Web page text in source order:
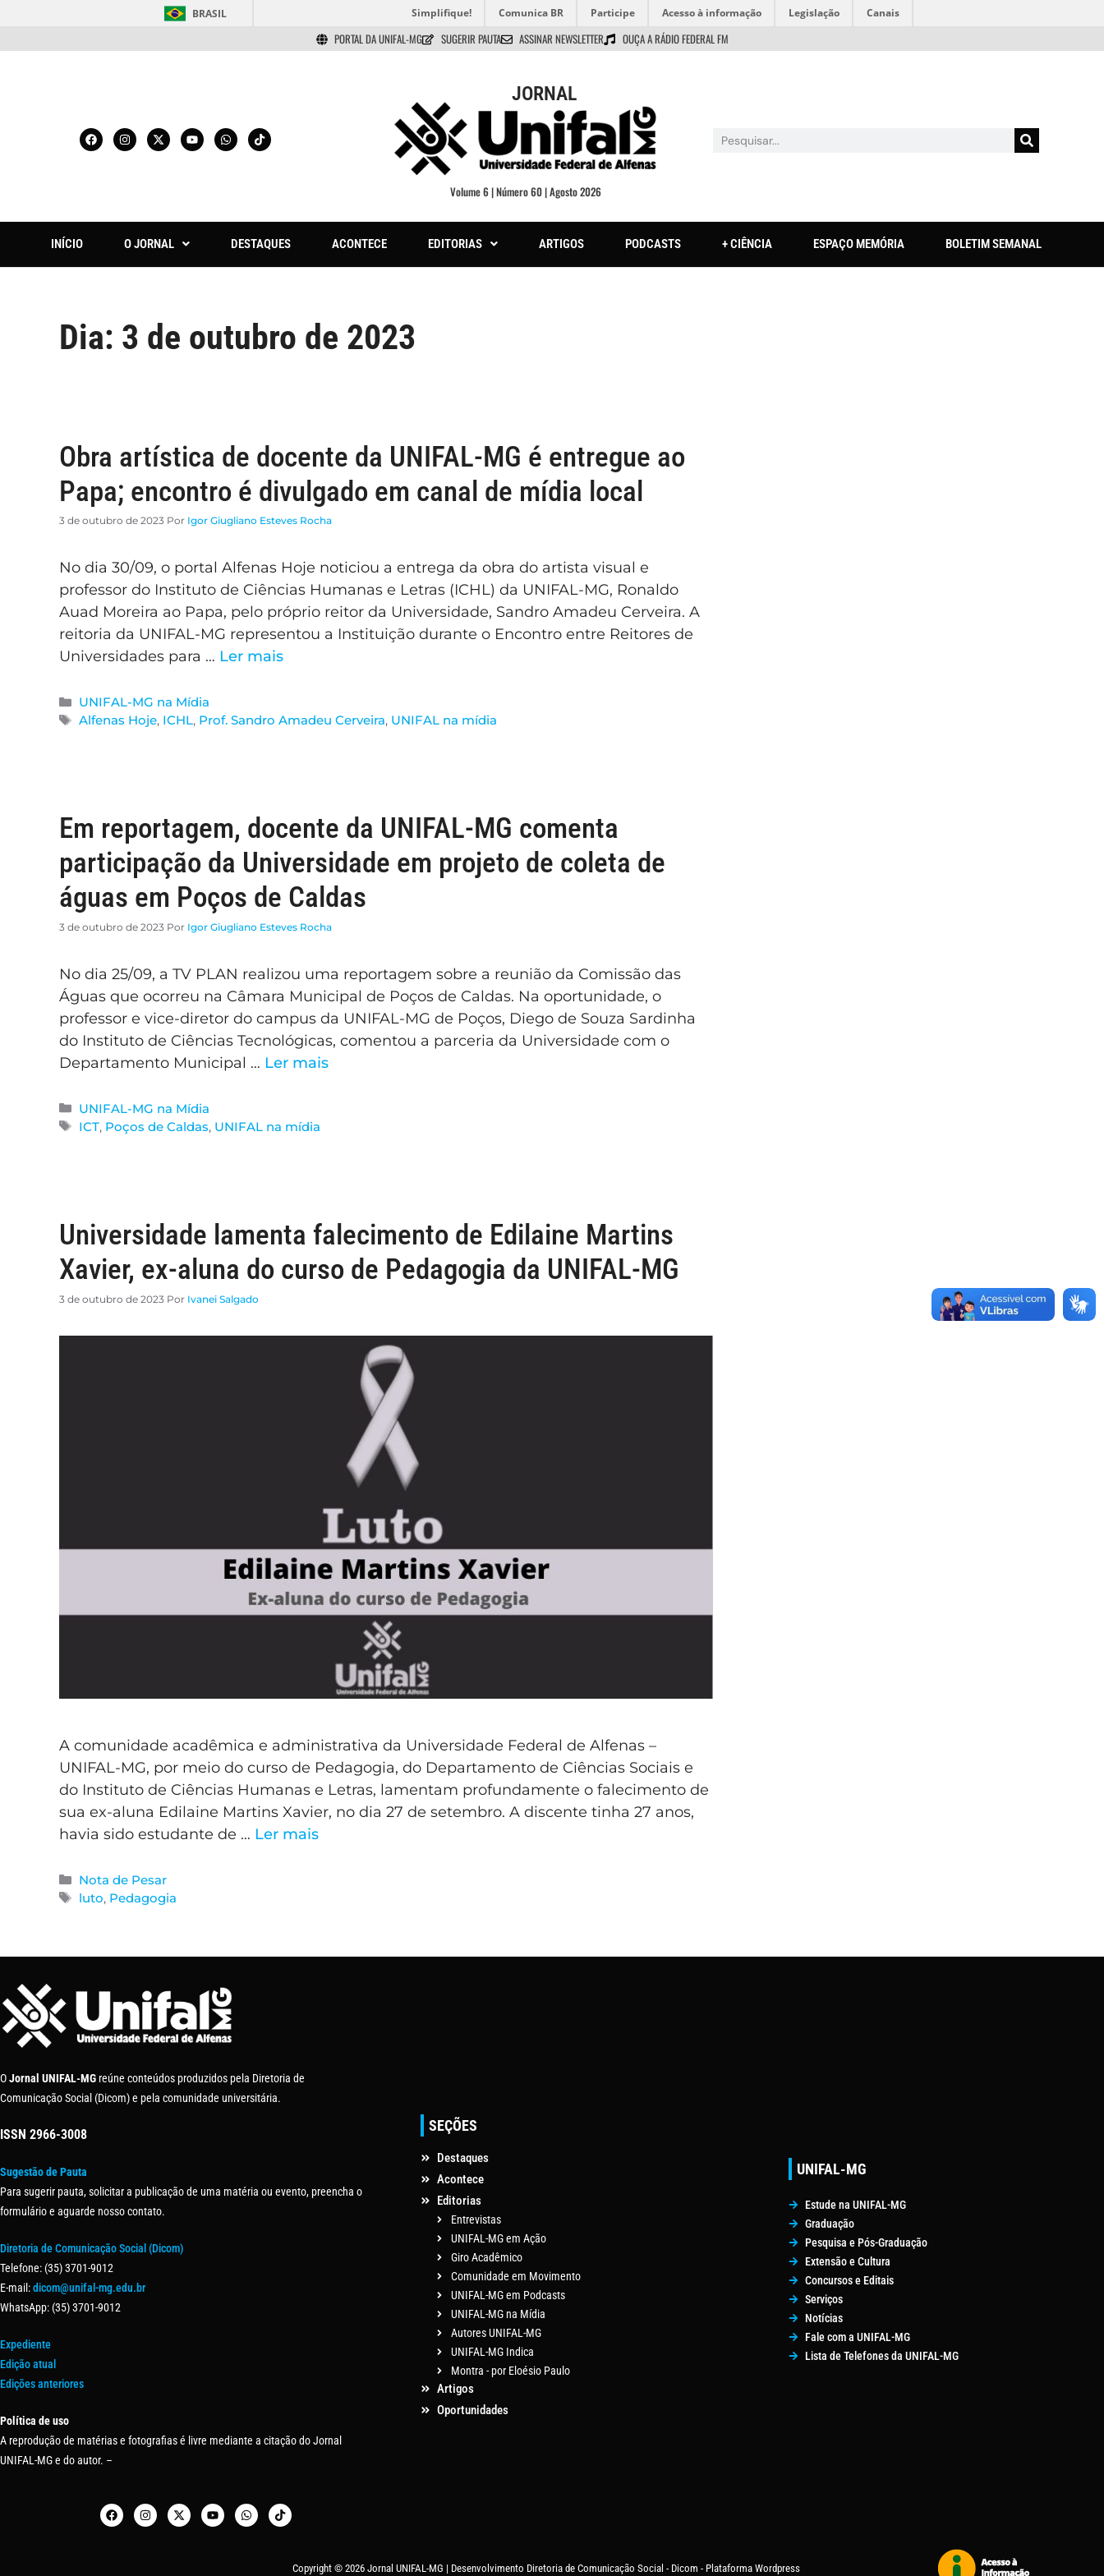
BRASIL Simplifique! Comunica BR Participe Acesso à informação Legislação Canais
PORTAL DA UNIFAL-MG SUGERIR PAUTA ASSINAR NEWSLETTER OUÇA A RÁDIO FEDERAL FM
JORNAL
Volume 6 | Número 60 | Agosto 2026
INÍCIO O JORNAL DESTAQUES ACONTECE EDITORIAS ARTIGOS PODCASTS + CIÊNCIA ESPAÇO MEMÓRIA BOLETIM SEMANAL
Dia: 3 de outubro de 2023
Obra artística de docente da UNIFAL-MG é entregue ao
Papa; encontro é divulgado em canal de mídia local
3 de outubro de 2023 Por Igor Giugliano Esteves Rocha
No dia 30/09, o portal Alfenas Hoje noticiou a entrega da obra do artista visual e
professor do Instituto de Ciências Humanas e Letras (ICHL) da UNIFAL-MG, Ronaldo
Auad Moreira ao Papa, pelo próprio reitor da Universidade, Sandro Amadeu Cerveira. A
reitoria da UNIFAL-MG representou a Instituição durante o Encontro entre Reitores de
Universidades para … Ler mais
UNIFAL-MG na Mídia
Alfenas Hoje, ICHL, Prof. Sandro Amadeu Cerveira, UNIFAL na mídia
Em reportagem, docente da UNIFAL-MG comenta
participação da Universidade em projeto de coleta de
águas em Poços de Caldas
3 de outubro de 2023 Por Igor Giugliano Esteves Rocha
No dia 25/09, a TV PLAN realizou uma reportagem sobre a reunião da Comissão das
Águas que ocorreu na Câmara Municipal de Poços de Caldas. Na oportunidade, o
professor e vice-diretor do campus da UNIFAL-MG de Poços, Diego de Souza Sardinha
do Instituto de Ciências Tecnológicas, comentou a parceria da Universidade com o
Departamento Municipal … Ler mais
UNIFAL-MG na Mídia
ICT, Poços de Caldas, UNIFAL na mídia
Universidade lamenta falecimento de Edilaine Martins
Xavier, ex-aluna do curso de Pedagogia da UNIFAL-MG
3 de outubro de 2023 Por Ivanei Salgado
A comunidade acadêmica e administrativa da Universidade Federal de Alfenas –
UNIFAL-MG, por meio do curso de Pedagogia, do Departamento de Ciências Sociais e
do Instituto de Ciências Humanas e Letras, lamentam profundamente o falecimento de
sua ex-aluna Edilaine Martins Xavier, no dia 27 de setembro. A discente tinha 27 anos,
havia sido estudante de … Ler mais
Nota de Pesar
luto, Pedagogia
OJornal UNIFAL-MG reúne conteúdos produzidos pela Diretoria de
Comunicação Social (Dicom) e pela comunidade universitária.
ISSN 2966-3008
Sugestão de Pauta
Para sugerir pauta, solicitar a publicação de uma matéria ou evento, preencha o
formulário e aguarde nosso contato.
Diretoria de Comunicação Social (Dicom)
Telefone: (35) 3701-9012
E-mail:dicom@unifal-mg.edu.br
WhatsApp: (35) 3701-9012
Expediente
Edição atual
Edições anteriores
Política de uso
A reprodução de matérias e fotografias é livre mediante a citação do Jornal
UNIFAL-MG e do autor. –
SEÇÕES
Destaques
Acontece
Editorias
Entrevistas
UNIFAL-MG em Ação
Giro Acadêmico
Comunidade em Movimento
UNIFAL-MG em Podcasts
UNIFAL-MG na Mídia
Autores UNIFAL-MG
UNIFAL-MG Indica
Montra - por Eloésio Paulo
Artigos
Oportunidades
UNIFAL-MG
Estude na UNIFAL-MG
Graduação
Pesquisa e Pós-Graduação
Extensão e Cultura
Concursos e Editais
Serviços
Notícias
Fale com a UNIFAL-MG
Lista de Telefones da UNIFAL-MG
Copyright © 2026 Jornal UNIFAL-MG | Desenvolvimento Diretoria de Comunicação Social - Dicom - Plataforma Wordpress